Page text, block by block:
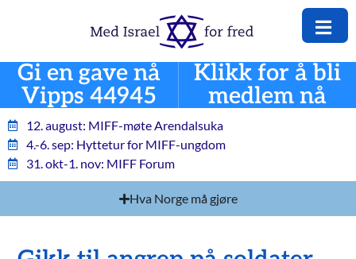
Gi en gave nå
Vipps 44945
Klikk for å bli
medlem nå
12. august: MIFF-møte Arendalsuka
4.-6. sep: Hyttetur for MIFF-ungdom
31. okt-1. nov: MIFF Forum
Hva Norge må gjøre